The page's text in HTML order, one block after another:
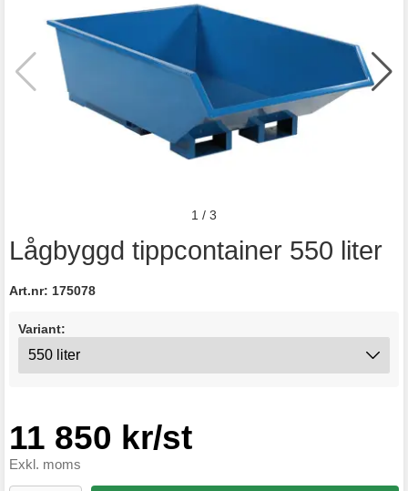
Lågbyggd tippcontainer 550 liter
Art.nr: 175078
Variant:
11 850 kr/st
Exkl. moms
1 / 3